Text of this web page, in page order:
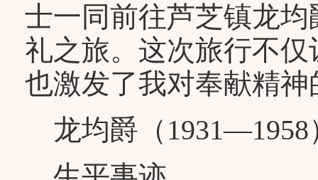
士一同前往芦芝镇龙
礼之旅。这次旅行不
也激发了我对奉献精
龙均爵（1931—1958